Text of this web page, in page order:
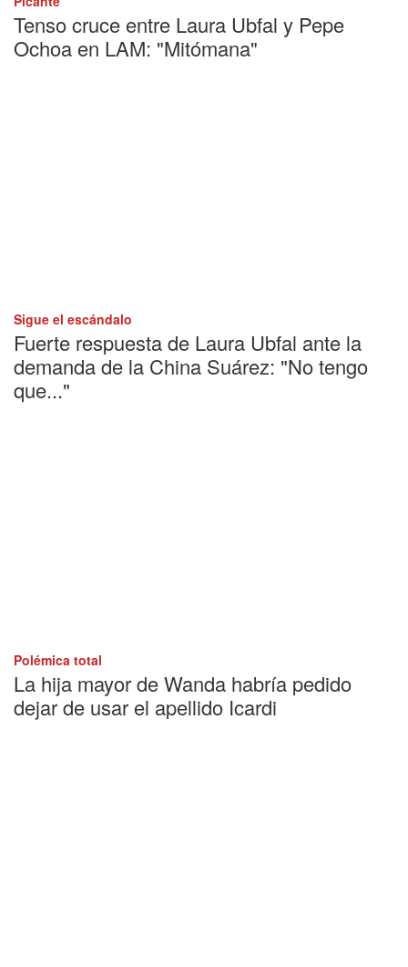
Tenso cruce entre Laura Ubfal y Pepe
Ochoa en LAM: "Mitómana"
Sigue el escándalo
Fuerte respuesta de Laura Ubfal ante la
demanda de la China Suárez: "No tengo
que..."
Polémica total
La hija mayor de Wanda habría pedido
dejar de usar el apellido Icardi